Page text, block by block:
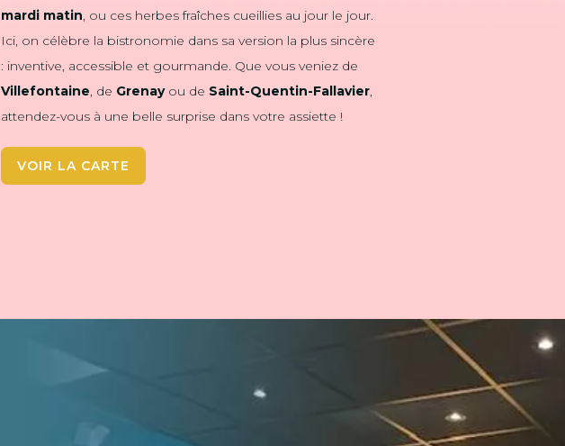
mardi matin, ou ces herbes fraîches cueillies au jour le jour.
Ici, on célèbre la bistronomie dans sa version la plus sincère
: inventive, accessible et gourmande. Que vous veniez de
Villefontaine, de Grenayou de Saint-Quentin-Fallavier,
attendez-vous à une belle surprise dans votre assiette !
VOIR LA CARTE